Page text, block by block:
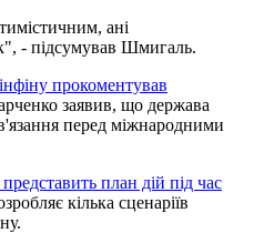
ані
- підсумував Шмигаль.
прокоментував
заявив, що держава
перед міжнародними
план дій під час
кілька сценаріїв